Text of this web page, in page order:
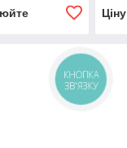
КНОПКА
ЗВ'ЯЗКУ